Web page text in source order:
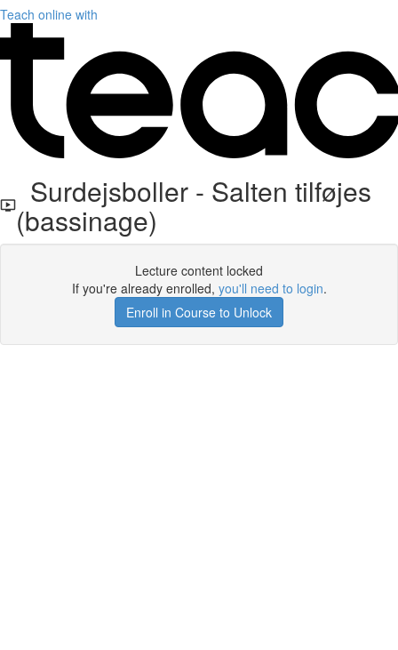
Teach online with
Surdejsboller - Salten tilføjes
(bassinage)
Lecture content locked
If you're already enrolled, you'll need to login.
Enroll in Course to Unlock